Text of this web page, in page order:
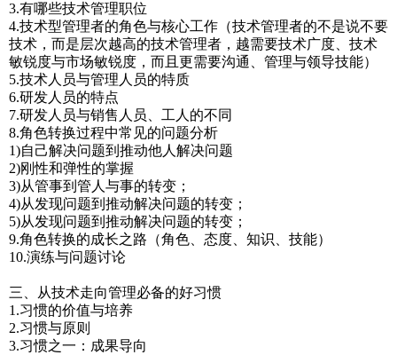
3.有哪些技术管理职位
4.技术型管理者的角色与核心工作（技术管理者的不是说不要
技术，而是层次越高的技术管理者，越需要技术广度、技术
敏锐度与市场敏锐度，而且更需要沟通、管理与领导技能）
5.技术人员与管理人员的特质
6.研发人员的特点
7.研发人员与销售人员、工人的不同
8.角色转换过程中常见的问题分析
1)自己解决问题到推动他人解决问题
2)刚性和弹性的掌握
3)从管事到管人与事的转变；
4)从发现问题到推动解决问题的转变；
5)从发现问题到推动解决问题的转变；
9.角色转换的成长之路（角色、态度、知识、技能）
10.演练与问题讨论
三、从技术走向管理必备的好习惯
1.习惯的价值与培养
2.习惯与原则
3.习惯之一：成果导向